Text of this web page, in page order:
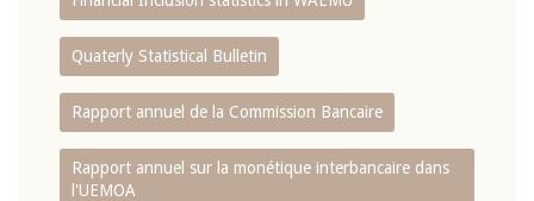
Quaterly Statistical Bulletin
Rapport annuel de la Commission Bancaire
Rapport annuel sur la monétique interbancaire dans
l'UEMOA